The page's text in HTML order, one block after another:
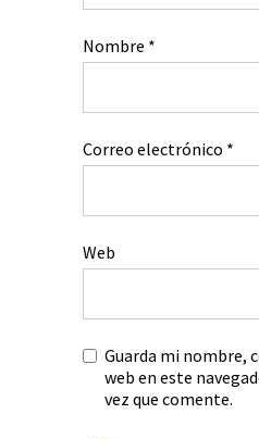
Nombre *
Correo electrónico *
Web
Guarda mi nombre,
web en este
vez que comente.